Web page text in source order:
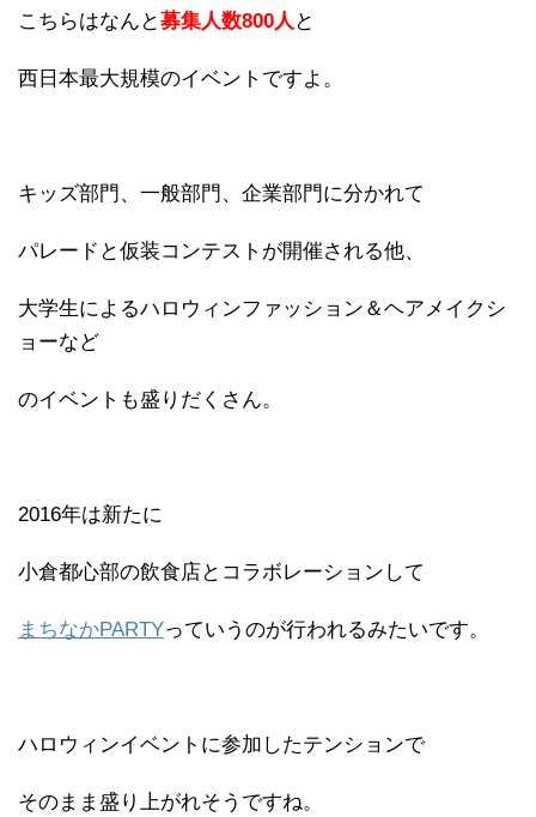
こちらはなんと募集人数800人 と
西日本最大規模のイベントですよ。
キッズ部門、一般部門、企業部門に分かれて
パレードと仮装コンテストが開催される他、
大学生によるハロウィンファッション＆ヘアメイクシ
ョーなど
のイベントも盛りだくさん。
2016年は新たに
小倉都心部の飲食店とコラボレーションして
まちなかPARTYっていうのが行われるみたいです。
ハロウィンイベントに参加したテンションで
そのまま盛り上がれそうですね。